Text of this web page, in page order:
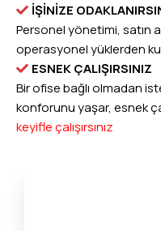
İŞİNİZE
Personel yönetimi, satın
operasyonel yüklerden
ESNEK ÇALIŞIRSINIZ
Bir ofise bağlı olmadan
konforunu yaşar, esnek
keyifle çalışırsınız